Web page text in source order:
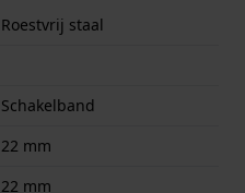
Roestvrij staal
Schakelband
22 mm
22 mm